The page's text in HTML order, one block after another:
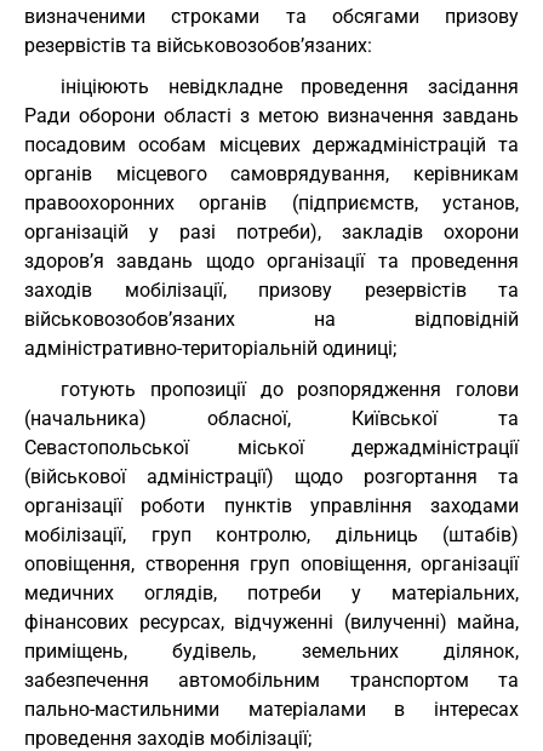
визначеними строками та обсягами призову
резервістів та військовозобов’язаних:
ініціюють невідкладне проведення засідання
Ради оборони області з метою визначення завдань
посадовим особам місцевих держадміністрацій та
органів місцевого самоврядування, керівникам
правоохоронних органів (підприємств, установ,
організацій у разі потреби), закладів охорони
здоров’я завдань щодо організації та проведення
заходів мобілізації, призову резервістів та
військовозобов’язаних на відповідній
адміністративно-територіальній одиниці;
готують пропозиції до розпорядження голови
(начальника) обласної, Київської та
Севастопольської міської держадміністрації
(військової адміністрації) щодо розгортання та
організації роботи пунктів управління заходами
мобілізації, груп контролю, дільниць (штабів)
оповіщення, створення груп оповіщення, організації
медичних оглядів, потреби у матеріальних,
фінансових ресурсах, відчуженні (вилученні) майна,
приміщень, будівель, земельних ділянок,
забезпечення автомобільним транспортом та
пально-мастильними матеріалами в інтересах
проведення заходів мобілізації;